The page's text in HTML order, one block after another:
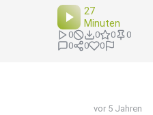
27
Minuten
0 0 0
0
0
0 0
vor 5 Jahren